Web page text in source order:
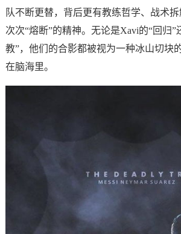
队不断更替，背后更有教练哲学、战术
次次“熔断”的精神。无论是Xavi的“回归”
教”，他们的合影都被视为一种冰山切
在脑海里。